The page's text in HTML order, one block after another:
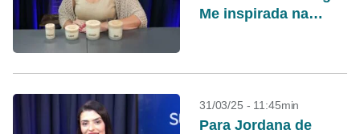
Me inspirada na
31/03/25 - 11:45min
Para Jordana de